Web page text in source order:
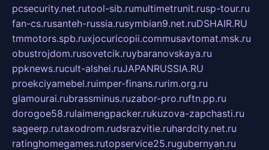
pcsecurity.net.rutool-sib.rumultimetrunit.rusp-tour.ru
fan-cs.rusanteh-russia.rusymbian9.net.ruDSHAIR.RU
tmmotors.spb.ruxjocuricopii.commusavtomat.msk.ru
obustrojdom.rusovetcik.ruybaranovskaya.ru
ppknews.rucult-alshei.ruJAPANRUSSIA.RU
proekciyamebel.ruimper-finans.rurim.org.ru
glamourai.rubrassminus.ruzabor-pro.ruftn.pp.ru
dorogoe58.rulaimengpacker.rukuzova-zapchasti.ru
sageerp.rutaxodrom.rudsrazvitie.ruhardcity.net.ru
ratinghomegames.rutopservice25.rugubernyan.ru